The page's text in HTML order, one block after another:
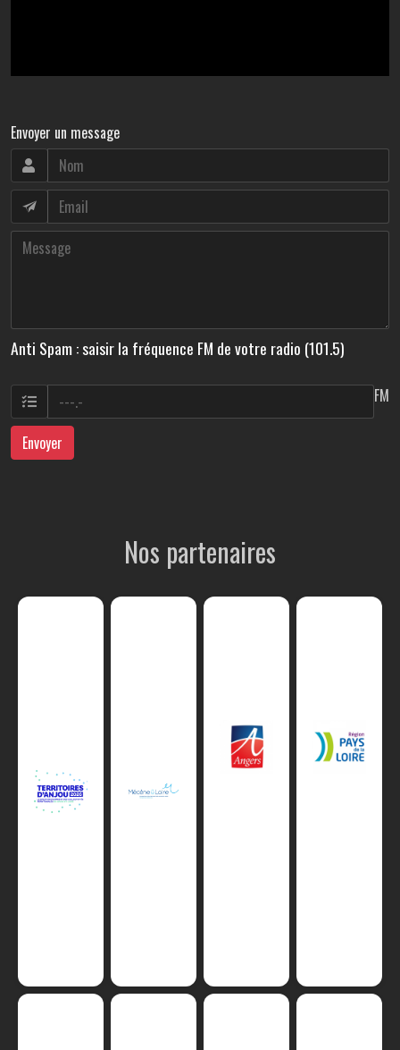
Envoyer un message
Anti Spam : saisir la fréquence FM de votre radio (101.5)
FM
Envoyer
Nos partenaires